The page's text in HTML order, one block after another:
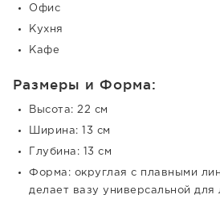
Офис
Кухня
Кафе
Размеры и Форма:
Высота: 22 см
Ширина: 13 см
Глубина: 13 см
Форма: округлая с плавными
делает вазу универсальной для